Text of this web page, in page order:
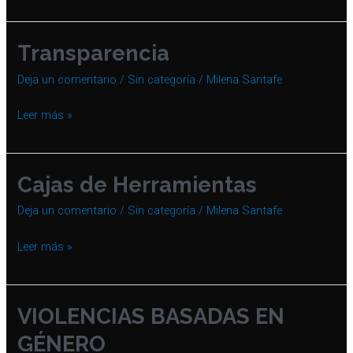
Transparencia
Deja un comentario / Sin categoría / Milena Santafe
Transparencia
Leer más »
Cajas de Herramientas
Deja un comentario / Sin categoría / Milena Santafe
Cajas
Leer más »
VIOLENCIAS BASADAS EN
GÉNERO​
VIOLENCIAS
BASADAS